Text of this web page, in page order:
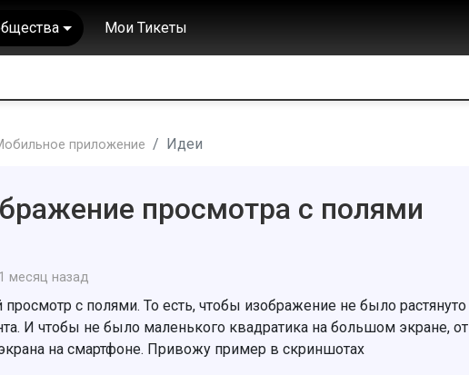
Мои Тикеты
приложение Идеи
просмотра с полями
1 месяц назад
с полями. То есть, чтобы изображение не было растянуто
И чтобы не было маленького квадратика на большом экране, от
на смартфоне. Привожу пример в скриншотах